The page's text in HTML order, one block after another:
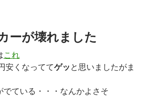
ーが壊れました
これ
安くなっててゲッ と思いましたがま
ている・・・なんかよさそ